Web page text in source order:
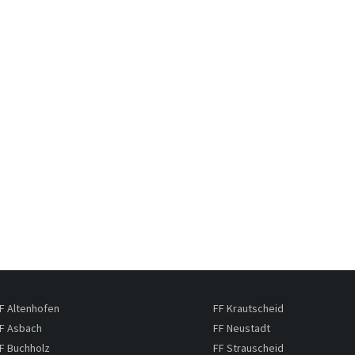
Altenhofen
Asbach
Buchholz
FF Krautscheid
FF Neustadt
FF Strauscheid